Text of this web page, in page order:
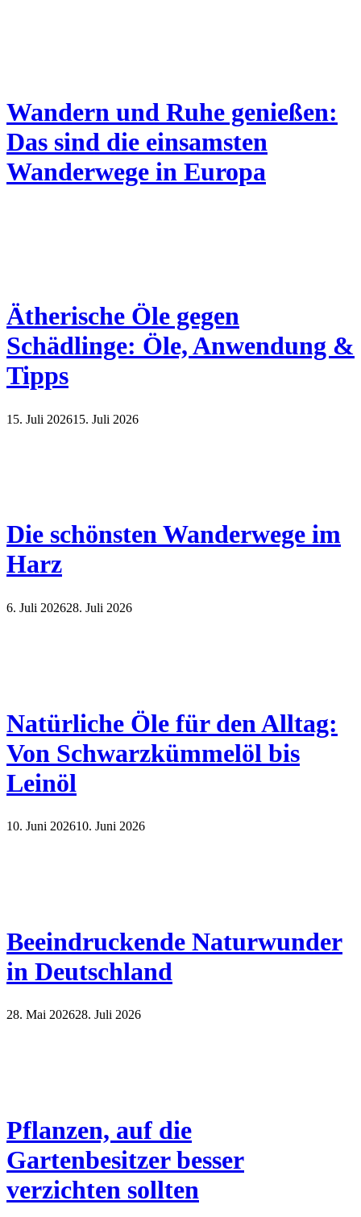
Wandern und Ruhe genießen:
Das sind die einsamsten
Wanderwege in Europa
Ätherische Öle gegen
Schädlinge: Öle, Anwendung &
Tipps
15. Juli 202615. Juli 2026
Die schönsten Wanderwege im
Harz
6. Juli 202628. Juli 2026
Natürliche Öle für den Alltag:
Von Schwarzkümmelöl bis
Leinöl
10. Juni 202610. Juni 2026
Beeindruckende Naturwunder
in Deutschland
28. Mai 202628. Juli 2026
Pflanzen, auf die
Gartenbesitzer besser
verzichten sollten